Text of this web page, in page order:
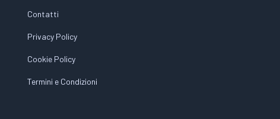
Contatti
Privacy Policy
Cookie Policy
Termini e Condizioni